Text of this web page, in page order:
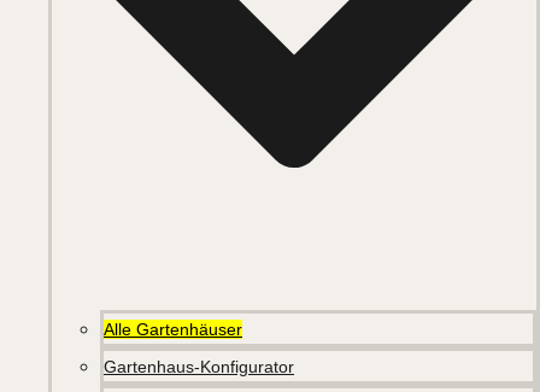
Alle Gartenhäuser
Gartenhaus-Konfigurator